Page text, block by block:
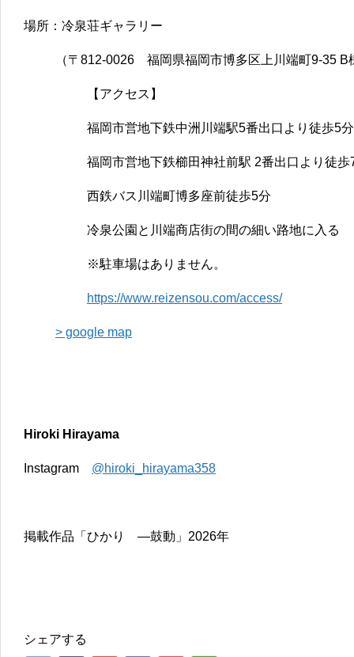
場所：冷泉荘ギャラリー
（〒812-0026 福岡県福岡市博多区上川端町9-35 B
【アクセス】
福岡市営地下鉄中洲川端駅5番出口より徒歩5分
福岡市営地下鉄櫛田神社前駅 2番出口より徒歩
西鉄バス川端町博多座前徒歩5分
冷泉公園と川端商店街の間の細い路地に入る
※駐車場はありません。
https://www.reizensou.com/access/
> google map
Hiroki Hirayama
Instagram @hiroki_hirayama358
掲載作品「ひかり —鼓動」2026年
シェアする